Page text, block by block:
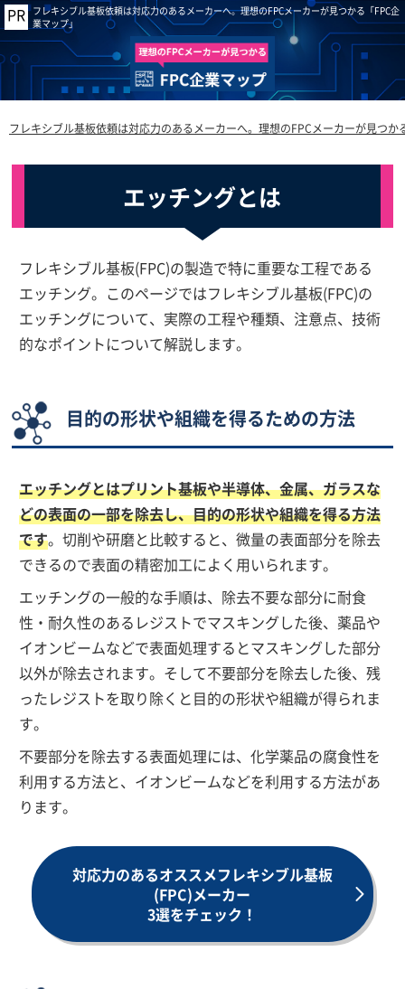
フレキシブル基板依頼は対応力のあるメーカーへ。理想のFPCメーカーが見つかる「FPC企
業マップ」
フレキシブル基板依頼は対応力のあるメーカーへ。理想のFPCメーカーが見つか
エッチングとは
フレキシブル基板(FPC)の製造で特に重要な工程である
エッチング。このページではフレキシブル基板(FPC)の
エッチングについて、実際の工程や種類、注意点、技術
的なポイントについて解説します。
目的の形状や組織を得るための方法
エッチングとはプリント基板や半導体、金属、ガラスな
どの表面の一部を除去し、目的の形状や組織を得る方法
です。切削や研磨と比較すると、微量の表面部分を除去
できるので表面の精密加工によく用いられます。
エッチングの一般的な手順は、除去不要な部分に耐食
性・耐久性のあるレジストでマスキングした後、薬品や
イオンビームなどで表面処理するとマスキングした部分
以外が除去されます。そして不要部分を除去した後、残
ったレジストを取り除くと目的の形状や組織が得られま
す。
不要部分を除去する表面処理には、化学薬品の腐食性を
利用する方法と、イオンビームなどを利用する方法があ
ります。
対応力のあるオススメフレキシブル基板
(FPC)メーカー
3選をチェック！